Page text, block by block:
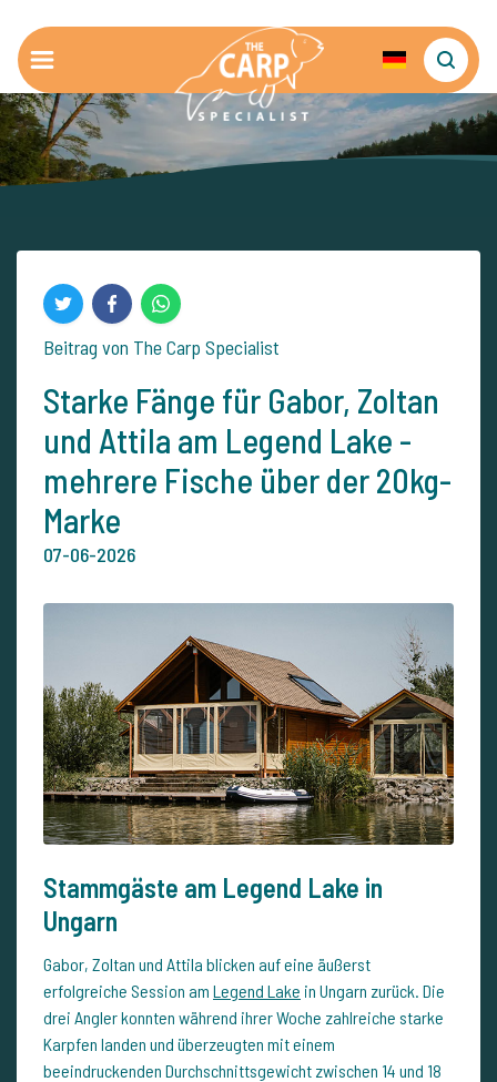
Beitrag von The Carp Specialist
Starke Fänge für Gabor, Zoltan
und Attila am Legend Lake -
mehrere Fische über der 20kg-
Marke
07-06-2026
Stammgäste am Legend Lake in
Ungarn
Gabor, Zoltan und Attila blicken auf eine äußerst
erfolgreiche Session am Legend Lake in Ungarn zurück. Die
drei Angler konnten während ihrer Woche zahlreiche starke
Karpfen landen und überzeugten mit einem
beeindruckenden Durchschnittsgewicht zwischen 14 und 18